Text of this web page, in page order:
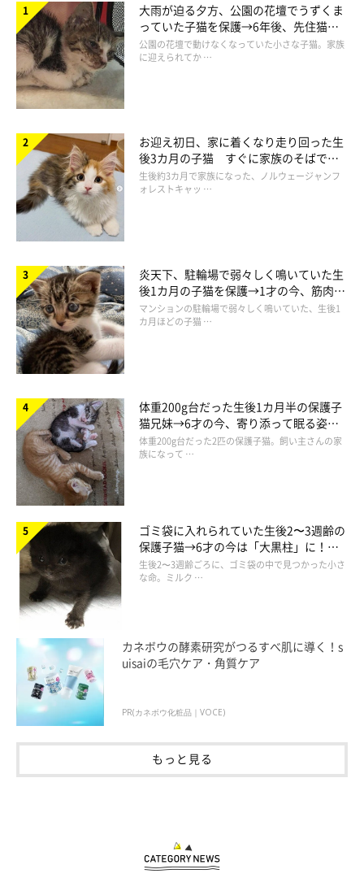
大雨が迫る夕方、公園の花壇でうずくま
っていた子猫を保護→6年後、先住猫
と“姉妹”のような関係に
公園の花壇で動けなくなっていた小さな子猫。家族
に迎えられてか …
お迎え初日、家に着くなり走り回った生
後3カ月の子猫 すぐに家族のそばで落
ち着く姿に「迎えてよかった」
生後約3カ月で家族になった、ノルウェージャンフ
ォレストキャッ …
炎天下、駐輪場で弱々しく鳴いていた生
後1カ月の子猫を保護→1才の今、筋肉質
でツンデレなコに成長
マンションの駐輪場で弱々しく鳴いていた、生後1
カ月ほどの子猫 …
体重200g台だった生後1カ月半の保護子
猫兄妹→6才の今、寄り添って眠る姿に
ほっこり！
体重200g台だった2匹の保護子猫。飼い主さんの家
族になって …
ゴミ袋に入れられていた生後2〜3週齢の
保護子猫→6才の今は「大黒柱」に！
美しい黒猫に成長した姿にグッとくる
生後2〜3週齢ごろに、ゴミ袋の中で見つかった小さ
な命。ミルク …
カネボウの酵素研究がつるすべ肌に導く！s
uisaiの毛穴ケア・角質ケア
PR(カネボウ化粧品｜VOCE)
もっと見る